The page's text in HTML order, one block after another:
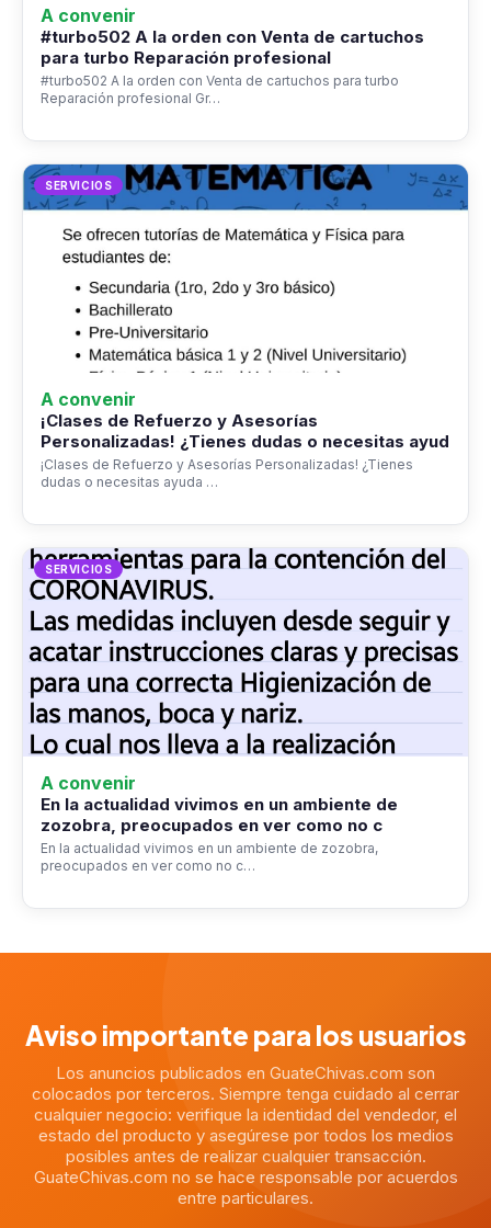
A convenir
#turbo502 A la orden con Venta de cartuchos
para turbo Reparación profesional
#turbo502 A la orden con Venta de cartuchos para turbo
Reparación profesional Gr…
SERVICIOS
A convenir
¡Clases de Refuerzo y Asesorías
Personalizadas! ¿Tienes dudas o necesitas ayud
¡Clases de Refuerzo y Asesorías Personalizadas! ¿Tienes
dudas o necesitas ayuda …
SERVICIOS
A convenir
En la actualidad vivimos en un ambiente de
zozobra, preocupados en ver como no c
En la actualidad vivimos en un ambiente de zozobra,
preocupados en ver como no c…
Aviso importante para los usuarios
Los anuncios publicados en GuateChivas.com son
colocados por terceros. Siempre tenga cuidado al cerrar
cualquier negocio: verifique la identidad del vendedor, el
estado del producto y asegúrese por todos los medios
posibles antes de realizar cualquier transacción.
GuateChivas.com no se hace responsable por acuerdos
entre particulares.